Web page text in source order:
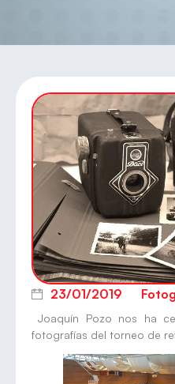
23/01/2019
Joaquín Pozo nos ha
fotografías del torneo de